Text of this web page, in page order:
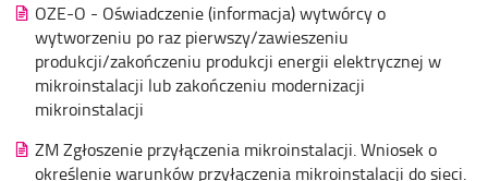
OZE-O - Oświadczenie (informacja) wytwórcy o
wytworzeniu po raz pierwszy/zawieszeniu
produkcji/zakończeniu produkcji energii elektrycznej w
mikroinstalacji lub zakończeniu modernizacji
mikroinstalacji
ZM Zgłoszenie przyłączenia mikroinstalacji. Wniosek o
określenie warunków przyłączenia mikroinstalacji do sieci.